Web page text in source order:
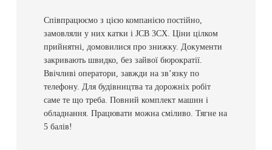
Співпрацюємо з цією компанією постійно,
замовляли у них катки і JCB 3CX. Ціни цілком
прийнятні, домовилися про знижку. Документи
закривають швидко, без зайвої бюрократії.
Ввічливі оператори, завжди на зв’язку по
телефону. Для будівництва та дорожніх робіт
саме те що треба. Повний комплект машин і
обладнання. Працювати можна сміливо. Тягне на
5 балів!